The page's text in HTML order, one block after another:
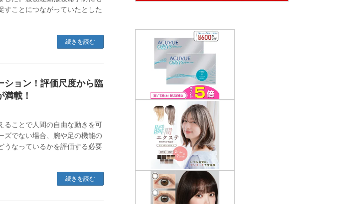
すことにつながっていたとした
続きを読む
ション！評価尺度から臨
載！
ことで人間の自由な動きを可
ズでない場合、腕や足の機能の
うなっているかを評価する必要
続きを読む